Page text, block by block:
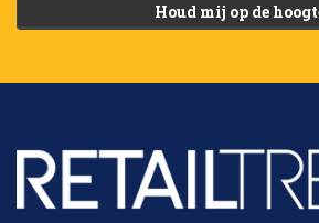
Houd mij op de